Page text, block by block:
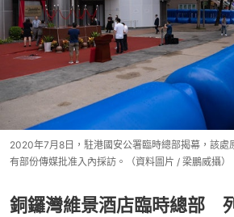
2020年7月8日，駐港國安公署臨時總部揭幕，該處
有部份傳媒批准入內採訪。（資料圖片 / 梁鵬威攝）
銅鑼灣維景酒店臨時總部